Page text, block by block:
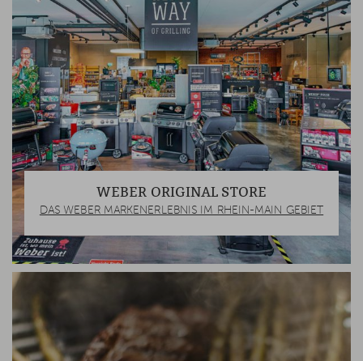
WEBER ORIGINAL STORE
DAS WEBER MARKENERLEBNIS IM RHEIN-MAIN GEBIET